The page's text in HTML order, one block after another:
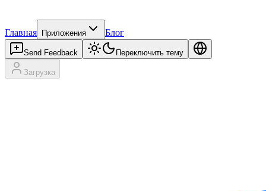
Главная Приложения Блог
Send Feedback Переключить тему
Загрузка